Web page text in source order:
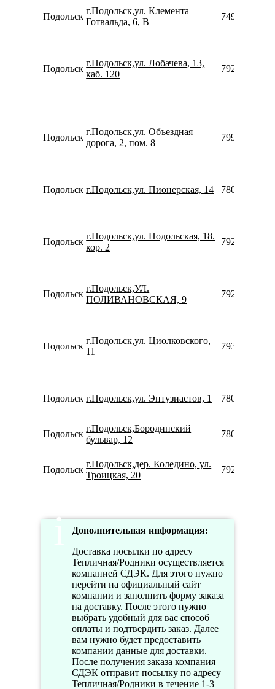
Подольск
г.Подольск,ул. Клемента
Готвальда, 6, В
74991363889
Подольск
г.Подольск,ул. Лобачева, 13,
каб. 120
Подольск
г.Подольск,ул. Объездная
дорога, 2, пом. 8
79919883100
Подольск г.Подольск,ул. Пионерская, 14 78007753553
Подольск
г.Подольск,ул. Подольская, 18.
кор. 2
79258700290
Подольск
г.Подольск,УЛ.
ПОЛИВАНОВСКАЯ, 9
79264223354
Подольск
г.Подольск,ул. Циолковского,
11
79309616501
Подольск г.Подольск,ул. Энтузиастов, 1 78007753553
Подольск
г.Подольск,Бородинский
бульвар, 12
78007753553
Подольск
г.Подольск,дер. Коледино, ул.
Троицкая, 20
79264223354
Дополнительная информация:
Доставка посылки по адресу
Тепличная/Родники осуществляется
компанией СДЭК. Для этого нужно
перейти на официальный сайт
компании и заполнить форму заказа
на доставку. После этого нужно
выбрать удобный для вас способ
оплаты и подтвердить заказ. Далее
вам нужно будет предоставить
компании данные для доставки.
После получения заказа компания
СДЭК отправит посылку по адресу
Тепличная/Родники в течение 1-3